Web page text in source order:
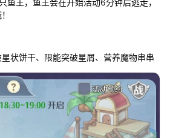
鱼王，鱼王会在开始活动6分钟后逃走，
状饼干、限能突破星屑、营养魔物串串